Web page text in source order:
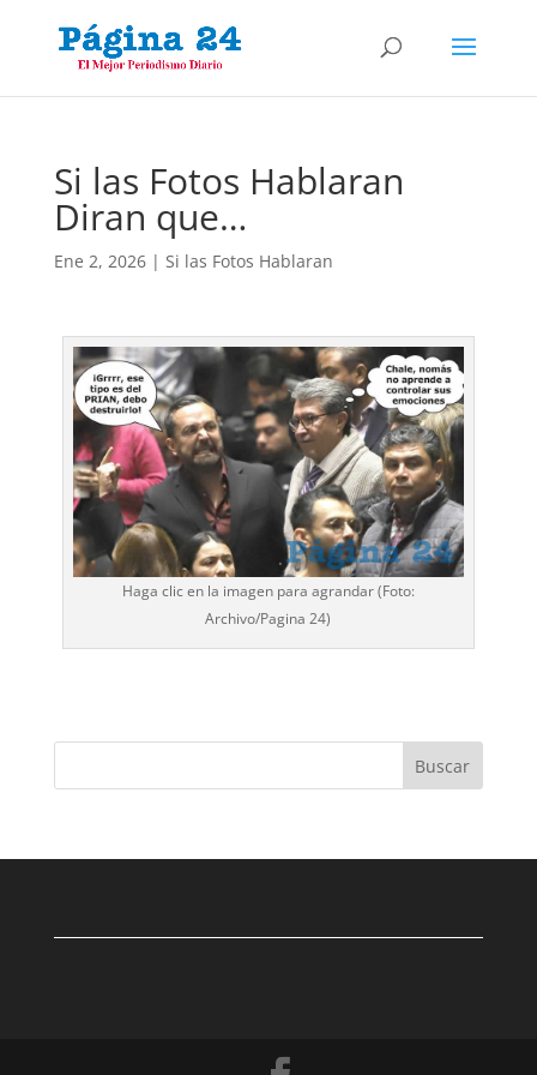
Si las Fotos Hablaran
Diran que…
Ene 2, 2026| Si las Fotos Hablaran
Haga clic en la imagen para agrandar (Foto:
Archivo/Pagina 24)
Buscar